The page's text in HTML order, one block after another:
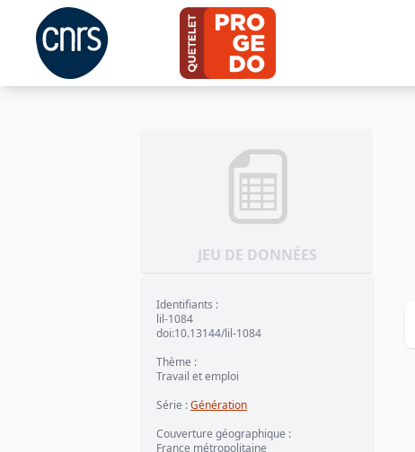
JEU DE DONNÉES
Identifiants :
lil-1084
doi:10.13144/lil-1084
Thème :
Travail et emploi
Série :Génération
Couverture géographique :
France métropolitaine